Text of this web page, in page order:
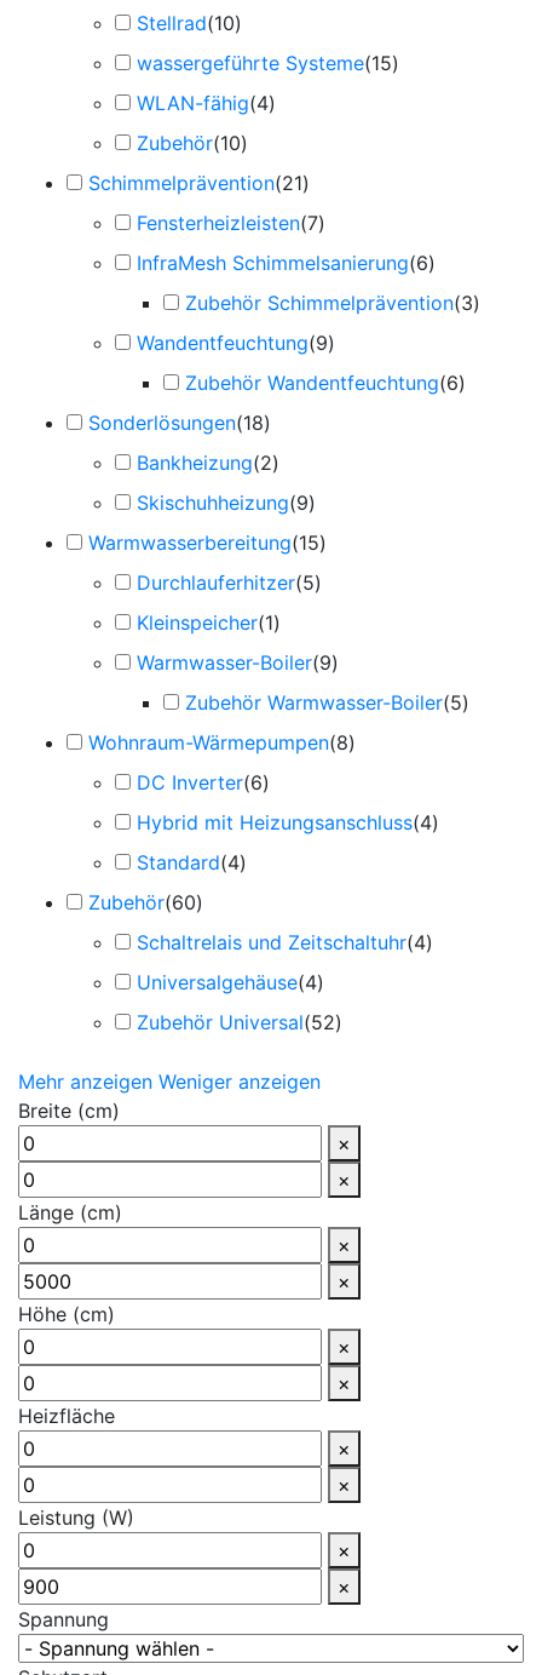
Stellrad(10)
wassergeführte Systeme(15)
WLAN-fähig(4)
Zubehör(10)
Schimmelprävention(21)
Fensterheizleisten(7)
InfraMesh Schimmelsanierung(6)
Zubehör Schimmelprävention(3)
Wandentfeuchtung(9)
Zubehör Wandentfeuchtung(6)
Sonderlösungen(18)
Bankheizung(2)
Skischuhheizung(9)
Warmwasserbereitung(15)
Durchlauferhitzer(5)
Kleinspeicher(1)
Warmwasser-Boiler(9)
Zubehör Warmwasser-Boiler(5)
Wohnraum-Wärmepumpen(8)
DC Inverter(6)
Hybrid mit Heizungsanschluss(4)
Standard(4)
Zubehör(60)
Schaltrelais und Zeitschaltuhr(4)
Universalgehäuse(4)
Zubehör Universal(52)
Mehr anzeigen Weniger anzeigen
Breite (cm)
×
×
Länge (cm)
×
×
Höhe (cm)
×
×
Heizfläche
×
×
Leistung (W)
×
×
Spannung